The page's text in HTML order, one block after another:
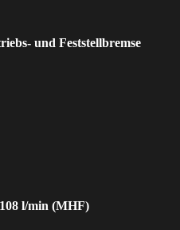
und Feststellbremse
l/min (MHF)